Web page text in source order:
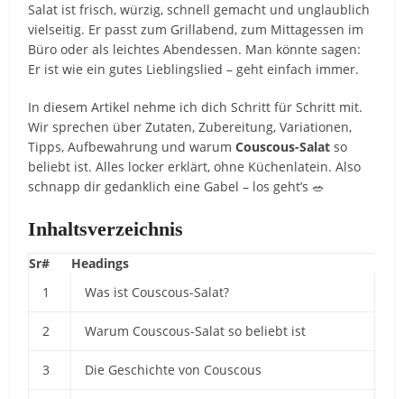
Salat ist frisch, würzig, schnell gemacht und unglaublich
vielseitig. Er passt zum Grillabend, zum Mittagessen im
Büro oder als leichtes Abendessen. Man könnte sagen:
Er ist wie ein gutes Lieblingslied – geht einfach immer.
In diesem Artikel nehme ich dich Schritt für Schritt mit.
Wir sprechen über Zutaten, Zubereitung, Variationen,
Tipps, Aufbewahrung und warumCouscous-Salat so
beliebt ist. Alles locker erklärt, ohne Küchenlatein. Also
schnapp dir gedanklich eine Gabel – los geht’s 🥗
Inhaltsverzeichnis
Sr#
Headings
1
Was ist Couscous-Salat?
2 Warum Couscous-Salat so beliebt ist
3 Die Geschichte von Couscous